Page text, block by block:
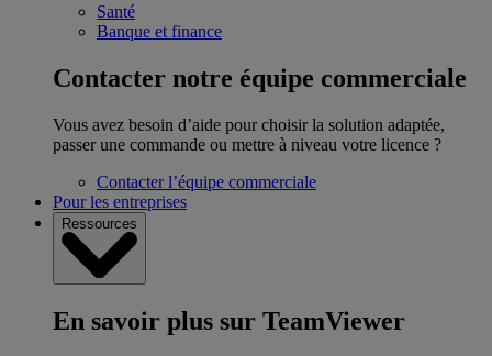
Santé
Banque et finance
Contacter notre équipe commerciale
Vous avez besoin d’aide pour choisir la solution adaptée,
passer une commande ou mettre à niveau votre licence ?
Contacter l’équipe commerciale
Pour les entreprises
Ressources
En savoir plus sur TeamViewer